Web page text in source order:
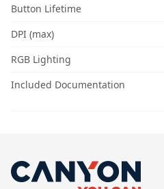
Button Lifetime
DPI (max)
RGB Lighting
Included Documentation